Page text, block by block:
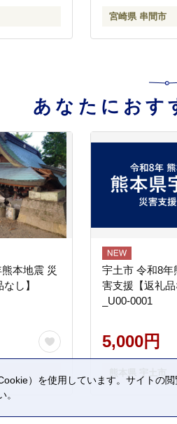
宮崎県 串間市
あなたにおす
本地震 災
し】
宇土市 令和8年
害支援【返礼品
_U00-0001
5,000円
）を使用しています。サイトの
。